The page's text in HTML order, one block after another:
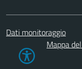
Dati monitoraggio
Mappa